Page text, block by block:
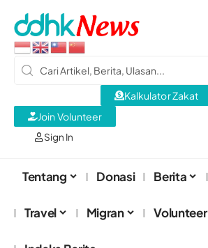
Sign In
Kalkulator Zakat
Join Volunteer
Tentang Donasi Berita
Travel Migran Volunteer